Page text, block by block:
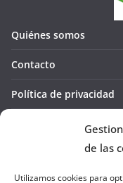
de las
Utilizamos cookies para
Quiénes somos
Contacto
Política de privacidad
Política de cookies (UE)